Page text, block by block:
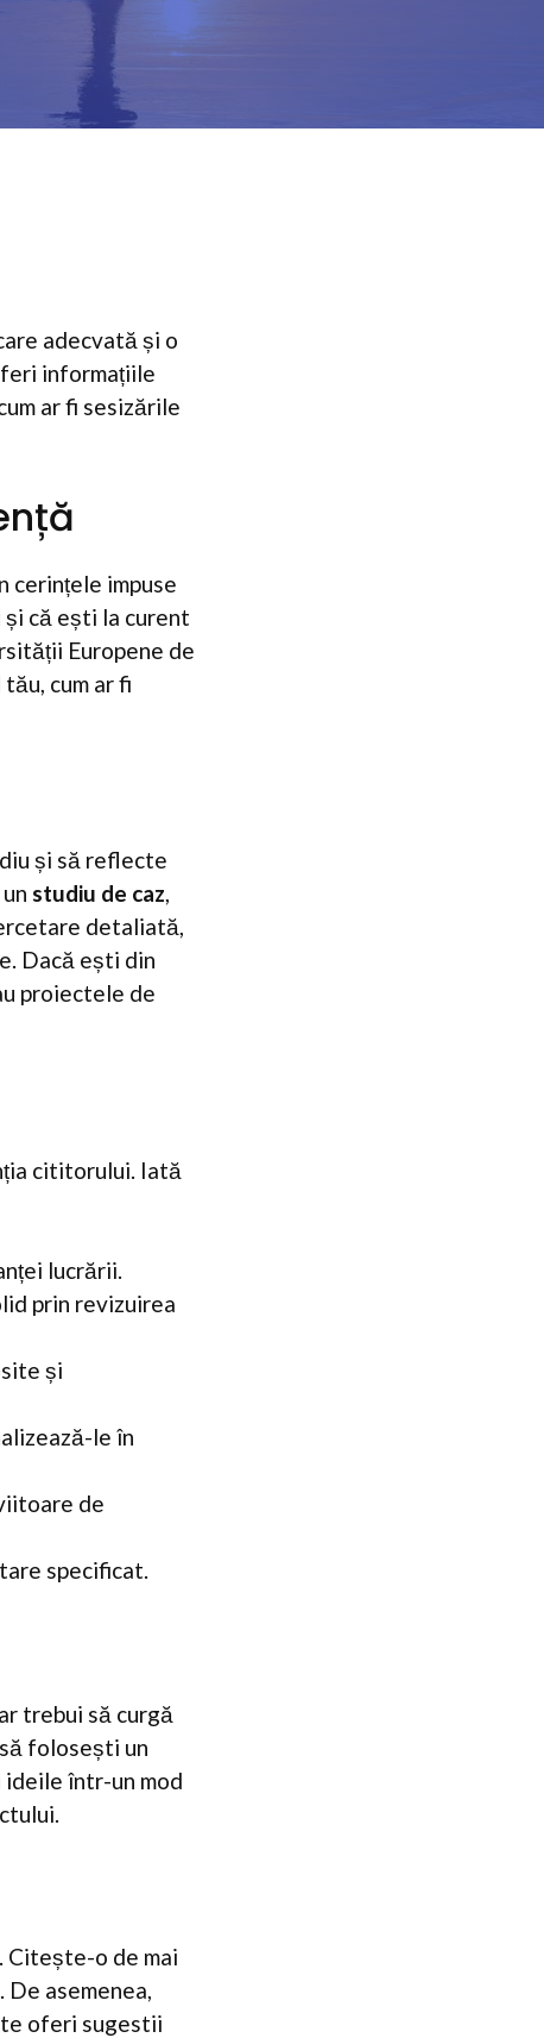
adecvată și o
informațiile
ar fi sesizările
cerințele impuse
că ești la curent
Europene de
cum ar fi
și să reflecte
studiu de caz,
detaliată,
Dacă ești din
proiectele de
cititorului. Iată
lucrării.
prin revizuirea
și
le în
de
specificat.
trebui să curgă
folosești un
ideile într-un mod
Citește-o de mai
asemenea,
oferi sugestii